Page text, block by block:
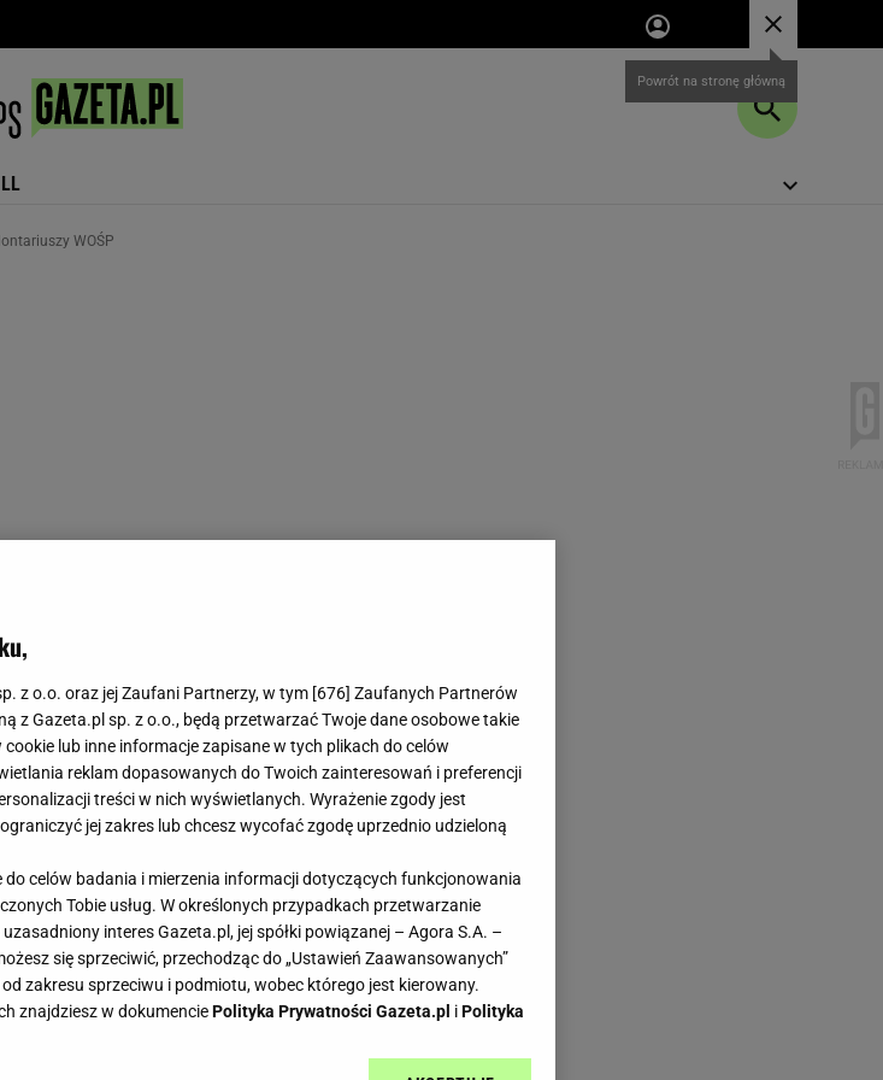
WOŚP
Polska wspiera
z o.o. oraz jej Zaufani Partnerzy, w tym [676] Zaufanych Partnerów
z Gazeta.pl sp. z o.o., będą przetwarzać Twoje dane osobowe takie
lub inne informacje zapisane w tych plikach do celów
reklam dopasowanych do Twoich zainteresowań i preferencji
treści w nich wyświetlanych. Wyrażenie zgody jest
jej zakres lub chcesz wycofać zgodę uprzednio udzieloną
celów badania i mierzenia informacji dotyczących funkcjonowania
Tobie usług. W określonych przypadkach przetwarzanie
interes Gazeta.pl, jej spółki powiązanej – Agora S.A. –
się sprzeciwić, przechodząc do „Ustawień Zaawansowanych”
zakresu sprzeciwu i podmiotu, wobec którego jest kierowany.
znajdziesz w dokumenciePolityka Prywatności Gazeta.pl iPolityka